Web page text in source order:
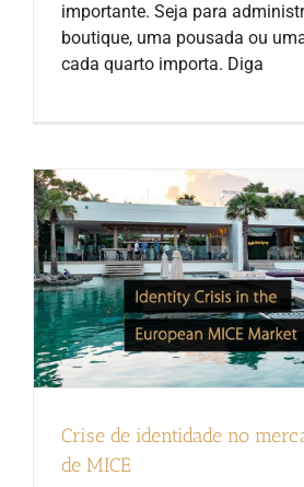
importante. Seja para
boutique, uma pousada ou
cada quarto importa. Diga
Crise de identidade no
de MICE